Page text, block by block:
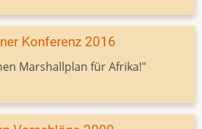
Konferenz 2016
Marshallplan für Afrika!"